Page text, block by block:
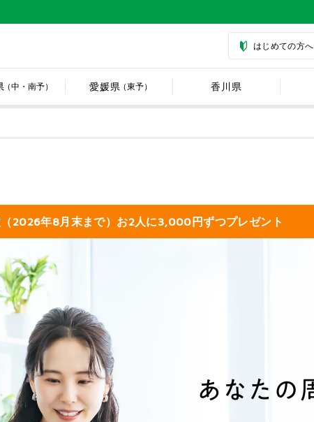
はじめての方へ
（中・南予） 愛媛県（東予） 香川県
2026年8月末まで） お2人に3,000円ずつプレゼント